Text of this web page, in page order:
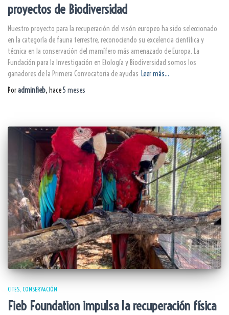
proyectos de Biodiversidad
Nuestro proyecto para la recuperación del visón europeo ha sido seleccionado
en la categoría de fauna terrestre, reconociendo su excelencia científica y
técnica en la conservación del mamífero más amenazado de Europa. La
Fundación para la Investigación en Etología y Biodiversidad somos los
ganadores de la Primera Convocatoria de ayudas Leer más…
Poradminfieb, hace5 meses
CITES CONSERVACIÓN
Fieb Foundation impulsa la recuperación física